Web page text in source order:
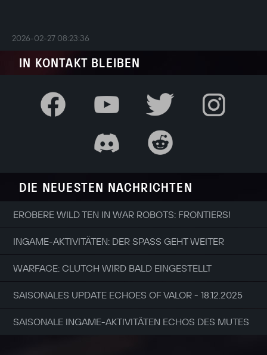
2026-02-27 08:23:36
IN KONTAKT BLEIBEN
DIE NEUESTEN NACHRICHTEN
EROBERE WILD TEN IN WAR ROBOTS: FRONTIERS!
INGAME-AKTIVITÄTEN: DER SPASS GEHT WEITER
WARFACE: CLUTCH WIRD BALD EINGESTELLT
SAISONALES UPDATE ECHOES OF VALOR - 18.12.2025
SAISONALE INGAME-AKTIVITÄTEN ECHOS DES MUTES